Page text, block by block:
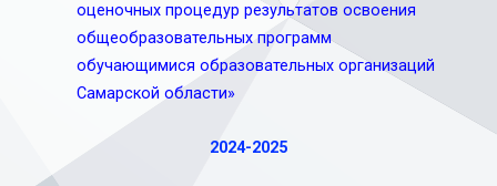
оценочных процедур результатов освоения
общеобразовательных программ
обучающимися образовательных организаций
Самарской области»
2024-2025